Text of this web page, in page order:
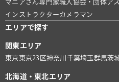
マニアさん専門家 職人 協会・団体ア
インストラクターカメラマン
エリアで探す
関東エリア
東京 東京23区神奈川 千葉埼玉群馬茨
北海道・東北エリア